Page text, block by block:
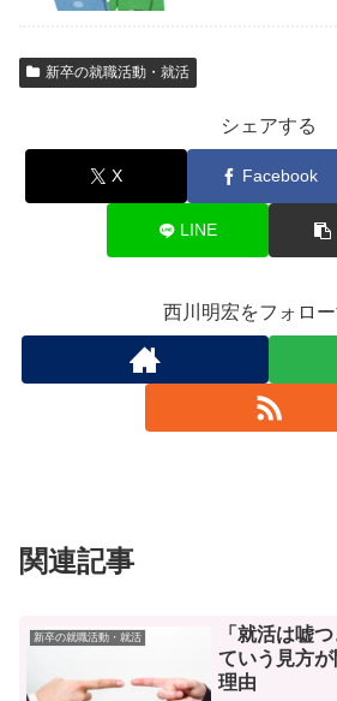
新卒の就職活動・就活
シェアする
X Facebook
LINE
西川明宏をフォロ
関連記事
新卒の就職活動・就活
「就活は嘘
ていう見方
理由